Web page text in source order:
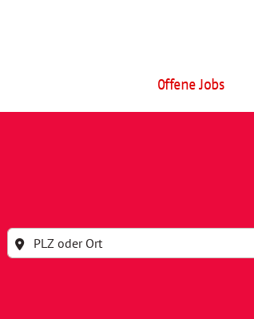
Offene Jobs